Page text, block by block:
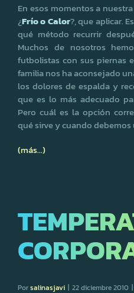
En esos momentos a
¿Frío o Calor?, que aplicar.
qué método recurrir
Muchos de nosotros
futbolistas con sus piernas
familia nos ha aconsejado
los dolores de espalda y
que es lo más adecuado
Pero cuál es la opción
qué sirve y cuando debemos
(más…)
Porsalinasjavi | 22 diciembre 2010 |